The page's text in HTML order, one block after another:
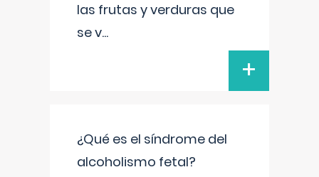
las frutas y verduras que
se v...
+
¿Qué es el síndrome del
alcoholismo fetal?